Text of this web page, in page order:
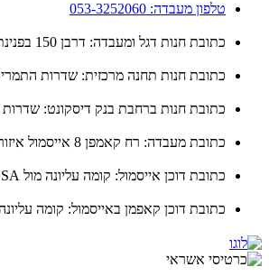
טלפון מעבדה: 053-3252060
כתובת חנות דגל ומעבדה: דרבן 150 בפנינת אילת מול מול-הים
כתובת חנות תחנה מרכזית: שדרות התמרים 12, אילת
כתובת חנות ברחבת בנק דיסקונט: שדרות התמרים
כתובת מעבדה: רח קאמפן 8 אייסמול איזור המלונות, אילת
כתובת דוכן אייסמול: קומה עליונה מול ChickenUSA
כתובת דוכן קאפמן באייסמול: קומה עליונה